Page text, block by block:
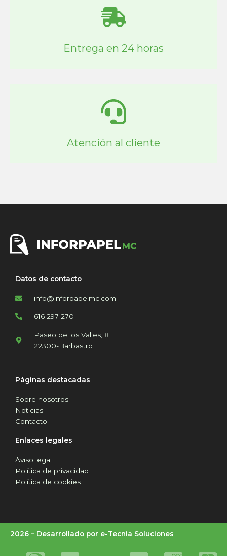
Entrega en 24 horas
Atención al cliente
Datos de contacto
info@inforpapelmc.com
616 297 270
Paseo de los Valles, 8
22300-Barbastro
Páginas destacadas
Sobre nosotros
Noticias
Contacto
Enlaces legales
Aviso legal
Política de privacidad
Política de cookies
2026 – Desarrollado por e-Tecnia Soluciones